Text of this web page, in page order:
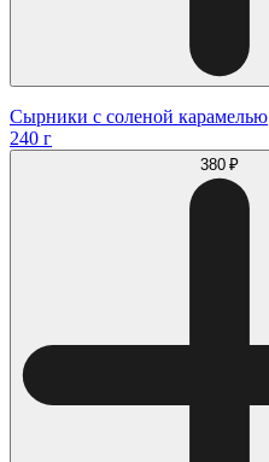
Сырники с соленой карамелью
240 г
380 ₽